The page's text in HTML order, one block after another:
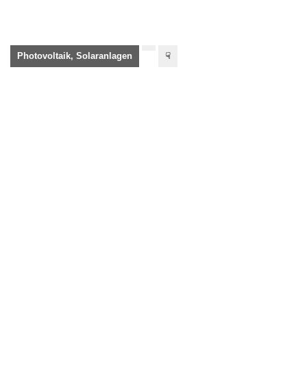
Photovoltaik, Solaranlagen ☟